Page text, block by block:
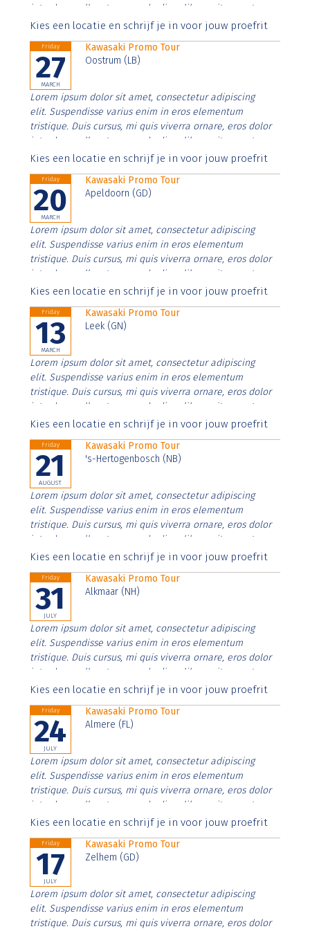
interdum nulla, ut commodo diam libero vitae erat.
Aenean faucibus nibh et justo cursus id rutrum lorem
Kies een locatie en schrijf je in voor jouw proefrit
Friday
27
MARCH
Kawasaki Promo Tour
Oostrum (LB)
Lorem ipsum dolor sit amet, consectetur adipiscing
elit. Suspendisse varius enim in eros elementum
tristique. Duis cursus, mi quis viverra ornare, eros dolor
interdum nulla, ut commodo diam libero vitae erat.
Aenean faucibus nibh et justo cursus id rutrum lorem
Kies een locatie en schrijf je in voor jouw proefrit
Friday
20
MARCH
Kawasaki Promo Tour
Apeldoorn (GD)
Lorem ipsum dolor sit amet, consectetur adipiscing
elit. Suspendisse varius enim in eros elementum
tristique. Duis cursus, mi quis viverra ornare, eros dolor
interdum nulla, ut commodo diam libero vitae erat.
Aenean faucibus nibh et justo cursus id rutrum lorem
Kies een locatie en schrijf je in voor jouw proefrit
Friday
13
MARCH
Kawasaki Promo Tour
Leek (GN)
Lorem ipsum dolor sit amet, consectetur adipiscing
elit. Suspendisse varius enim in eros elementum
tristique. Duis cursus, mi quis viverra ornare, eros dolor
interdum nulla, ut commodo diam libero vitae erat.
Aenean faucibus nibh et justo cursus id rutrum lorem
Kies een locatie en schrijf je in voor jouw proefrit
Friday
21
AUGUST
Kawasaki Promo Tour
's-Hertogenbosch (NB)
Lorem ipsum dolor sit amet, consectetur adipiscing
elit. Suspendisse varius enim in eros elementum
tristique. Duis cursus, mi quis viverra ornare, eros dolor
interdum nulla, ut commodo diam libero vitae erat.
Aenean faucibus nibh et justo cursus id rutrum lorem
Kies een locatie en schrijf je in voor jouw proefrit
Friday
31
JULY
Kawasaki Promo Tour
Alkmaar (NH)
Lorem ipsum dolor sit amet, consectetur adipiscing
elit. Suspendisse varius enim in eros elementum
tristique. Duis cursus, mi quis viverra ornare, eros dolor
interdum nulla, ut commodo diam libero vitae erat.
Aenean faucibus nibh et justo cursus id rutrum lorem
Kies een locatie en schrijf je in voor jouw proefrit
Friday
24
JULY
Kawasaki Promo Tour
Almere (FL)
Lorem ipsum dolor sit amet, consectetur adipiscing
elit. Suspendisse varius enim in eros elementum
tristique. Duis cursus, mi quis viverra ornare, eros dolor
interdum nulla, ut commodo diam libero vitae erat.
Aenean faucibus nibh et justo cursus id rutrum lorem
Kies een locatie en schrijf je in voor jouw proefrit
Friday
17
JULY
Kawasaki Promo Tour
Zelhem (GD)
Lorem ipsum dolor sit amet, consectetur adipiscing
elit. Suspendisse varius enim in eros elementum
tristique. Duis cursus, mi quis viverra ornare, eros dolor